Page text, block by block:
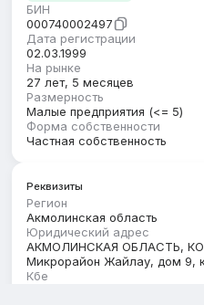
БИН
000740002497
Дата регистрации
02.03.1999
На рынке
27 лет, 5 месяцев
Размерность
Малые предприятия (<= 5)
Форма собственности
Частная собственность
Реквизиты
Регион
Акмолинская область
Юридический адрес
АКМОЛИНСКАЯ ОБЛАСТЬ,
Микрорайон Жайлау, дом 9,
Кбе